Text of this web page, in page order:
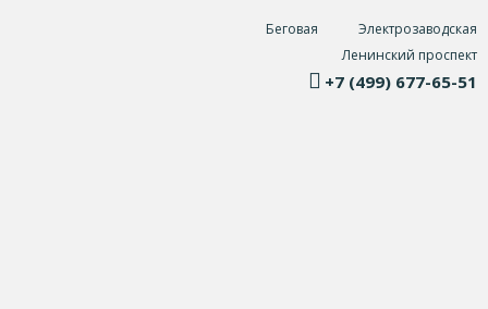
Беговая
Электрозаводская
Ленинский проспект
+7 (499) 677-65-51